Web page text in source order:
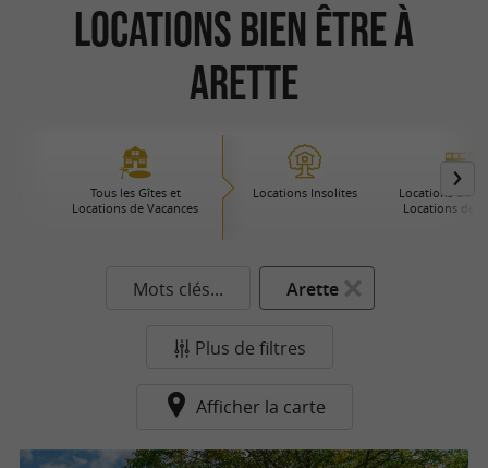
Locations Bien Être à
Arette
Tous les Gîtes et
Locations de Vacances
Locations Insolites
Locations de
Locations de
Mots clés... Arette
Plus de filtres
Afficher la carte